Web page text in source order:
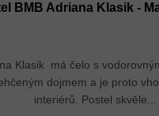
BMB Adriana Klasik -
Klasik má čelo s
dojmem a je proto
interiérů. Postel skvěle...